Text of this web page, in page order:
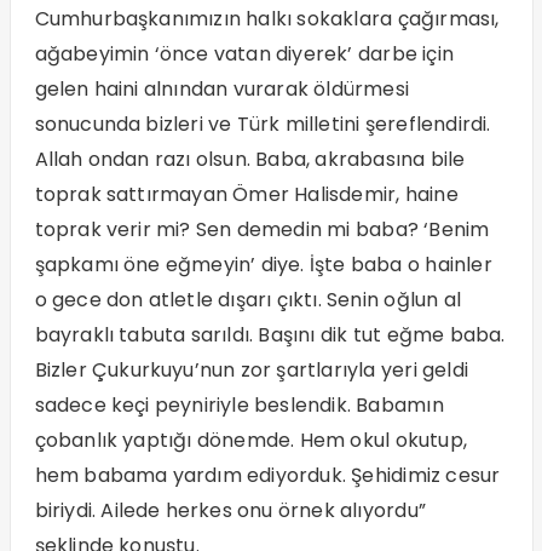
Cumhurbaşkanımızın halkı sokaklara çağırması,
ağabeyimin ‘önce vatan diyerek’ darbe için
gelen haini alnından vurarak öldürmesi
sonucunda bizleri ve Türk milletini şereflendirdi.
Allah ondan razı olsun. Baba, akrabasına bile
toprak sattırmayan Ömer Halisdemir, haine
toprak verir mi? Sen demedin mi baba? ‘Benim
şapkamı öne eğmeyin’ diye. İşte baba o hainler
o gece don atletle dışarı çıktı. Senin oğlun al
bayraklı tabuta sarıldı. Başını dik tut eğme baba.
Bizler Çukurkuyu’nun zor şartlarıyla yeri geldi
sadece keçi peyniriyle beslendik. Babamın
çobanlık yaptığı dönemde. Hem okul okutup,
hem babama yardım ediyorduk. Şehidimiz cesur
biriydi. Ailede herkes onu örnek alıyordu”